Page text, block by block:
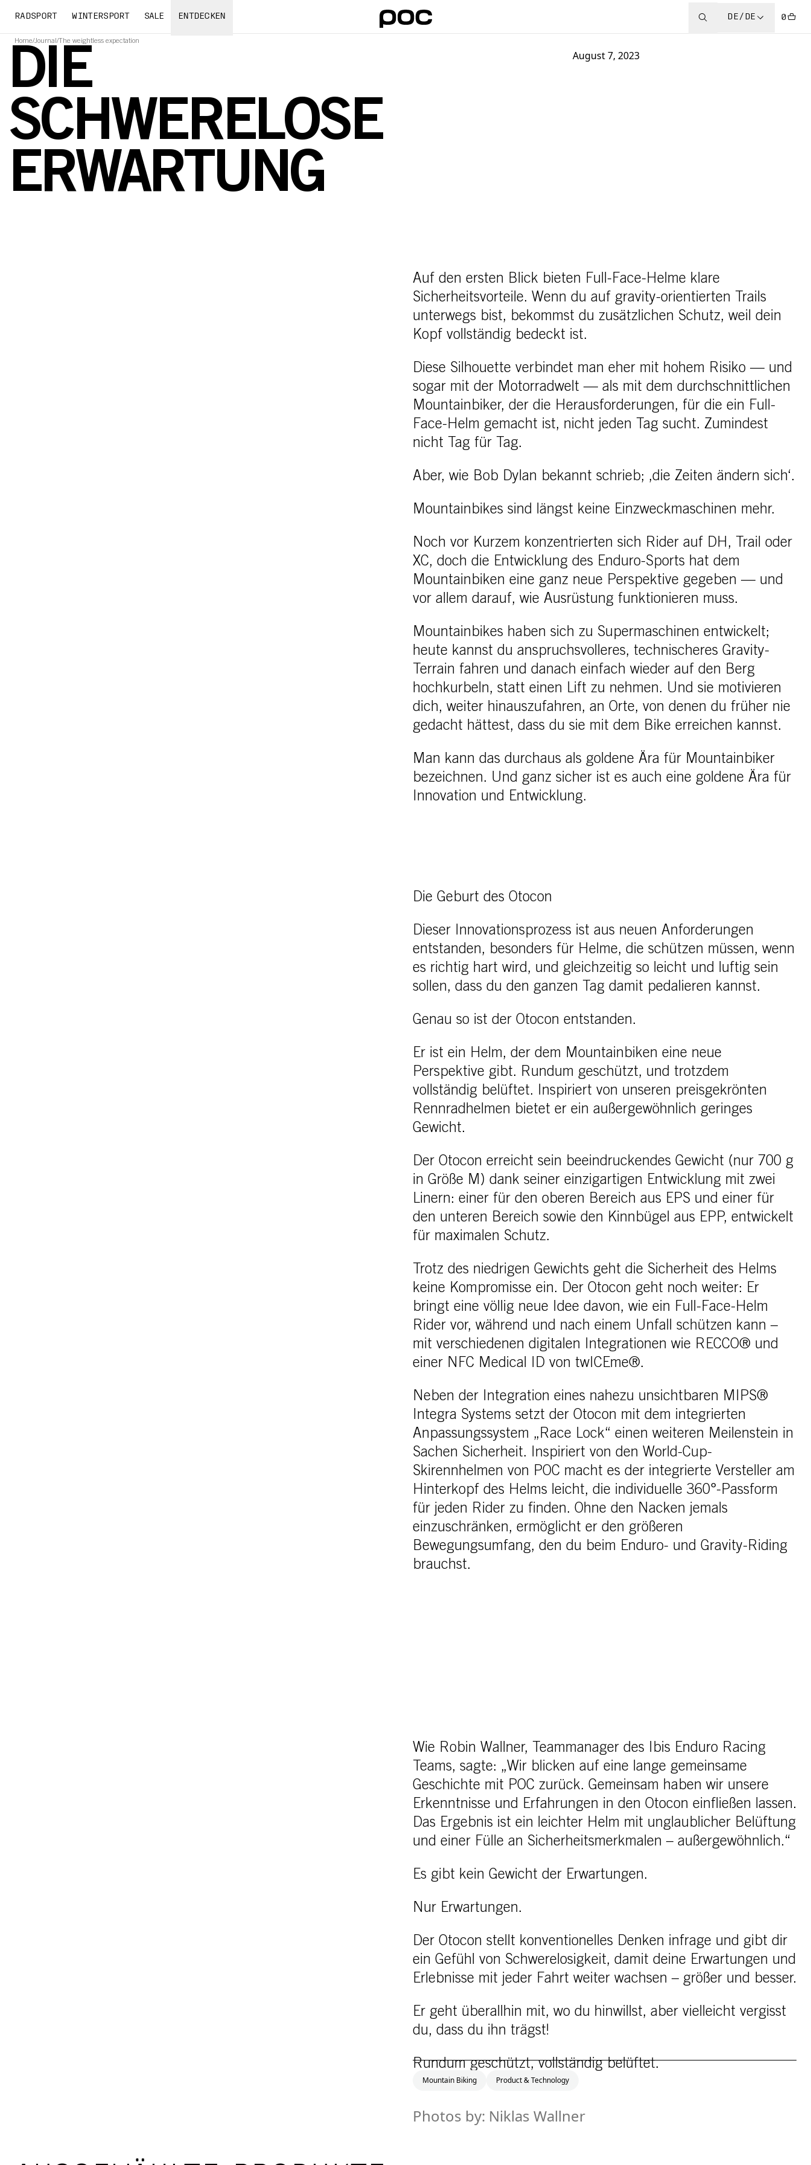
RADSPORT WINTERSPORT SALE ENTDECKEN DE/DE 0
Home/Journal /The weightless expectation
DIE
SCHWERELOSE
ERWARTUNG
August 7, 2023
Auf den ersten Blick bieten Full-Face-Helme klare
Sicherheitsvorteile. Wenn du auf gravity-orientierten Trails
unterwegs bist, bekommst du zusätzlichen Schutz, weil dein
Kopf vollständig bedeckt ist.
Diese Silhouette verbindet man eher mit hohem Risiko — und
sogar mit der Motorradwelt — als mit dem durchschnittlichen
Mountainbiker, der die Herausforderungen, für die ein Full-
Face-Helm gemacht ist, nicht jeden Tag sucht. Zumindest
nicht Tag für Tag.
Aber, wie Bob Dylan bekannt schrieb; ‚die Zeiten ändern sich‘.
Mountainbikes sind längst keine Einzweckmaschinen mehr.
Noch vor Kurzem konzentrierten sich Rider auf DH, Trail oder
XC, doch die Entwicklung des Enduro-Sports hat dem
Mountainbiken eine ganz neue Perspektive gegeben — und
vor allem darauf, wie Ausrüstung funktionieren muss.
Mountainbikes haben sich zu Supermaschinen entwickelt;
heute kannst du anspruchsvolleres, technischeres Gravity-
Terrain fahren und danach einfach wieder auf den Berg
hochkurbeln, statt einen Lift zu nehmen. Und sie motivieren
dich, weiter hinauszufahren, an Orte, von denen du früher nie
gedacht hättest, dass du sie mit dem Bike erreichen kannst.
Man kann das durchaus als goldene Ära für Mountainbiker
bezeichnen. Und ganz sicher ist es auch eine goldene Ära für
Innovation und Entwicklung.
Die Geburt des Otocon
Dieser Innovationsprozess ist aus neuen Anforderungen
entstanden, besonders für Helme, die schützen müssen, wenn
es richtig hart wird, und gleichzeitig so leicht und luftig sein
sollen, dass du den ganzen Tag damit pedalieren kannst.
Genau so ist der Otocon entstanden.
Er ist ein Helm, der dem Mountainbiken eine neue
Perspektive gibt. Rundum geschützt, und trotzdem
vollständig belüftet. Inspiriert von unseren preisgekrönten
Rennradhelmen bietet er ein außergewöhnlich geringes
Gewicht.
Der Otocon erreicht sein beeindruckendes Gewicht (nur 700 g
in Größe M) dank seiner einzigartigen Entwicklung mit zwei
Linern: einer für den oberen Bereich aus EPS und einer für
den unteren Bereich sowie den Kinnbügel aus EPP, entwickelt
für maximalen Schutz.
Trotz des niedrigen Gewichts geht die Sicherheit des Helms
keine Kompromisse ein. Der Otocon geht noch weiter: Er
bringt eine völlig neue Idee davon, wie ein Full-Face-Helm
Rider vor, während und nach einem Unfall schützen kann –
mit verschiedenen digitalen Integrationen wie RECCO® und
einer NFC Medical ID von twICEme®.
Neben der Integration eines nahezu unsichtbaren MIPS®
Integra Systems setzt der Otocon mit dem integrierten
Anpassungssystem „Race Lock“ einen weiteren Meilenstein in
Sachen Sicherheit. Inspiriert von den World-Cup-
Skirennhelmen von POC macht es der integrierte Versteller am
Hinterkopf des Helms leicht, die individuelle 360°-Passform
für jeden Rider zu finden. Ohne den Nacken jemals
einzuschränken, ermöglicht er den größeren
Bewegungsumfang, den du beim Enduro- und Gravity-Riding
brauchst.
Wie Robin Wallner, Teammanager des Ibis Enduro Racing
Teams, sagte: „Wir blicken auf eine lange gemeinsame
Geschichte mit POC zurück. Gemeinsam haben wir unsere
Erkenntnisse und Erfahrungen in den Otocon einfließen lassen.
Das Ergebnis ist ein leichter Helm mit unglaublicher Belüftung
und einer Fülle an Sicherheitsmerkmalen – außergewöhnlich.“
Es gibt kein Gewicht der Erwartungen.
Nur Erwartungen.
Der Otocon stellt konventionelles Denken infrage und gibt dir
ein Gefühl von Schwerelosigkeit, damit deine Erwartungen und
Erlebnisse mit jeder Fahrt weiter wachsen – größer und besser.
Er geht überallhin mit, wo du hinwillst, aber vielleicht vergisst
du, dass du ihn trägst!
Rundum geschützt, vollständig belüftet.
Mountain Biking Product & Technology
Photos by: Niklas Wallner